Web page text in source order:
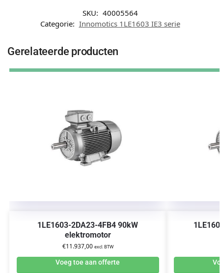
SKU: 40005564
Categorie: Innomotics 1LE1603 IE3 serie
Gerelateerde producten
1LE1603-2DA23-4FB4 90kW
elektromotor
€11.937,00 excl. BTW
Voeg toe aan offerte